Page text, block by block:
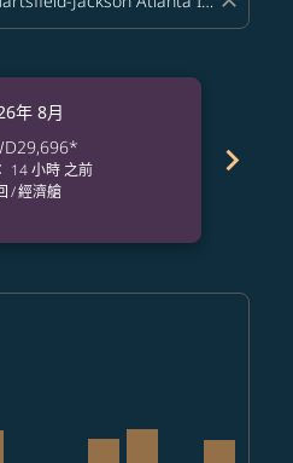
年 8月
*
14 小時 之前
/經濟艙
chevron_right
disclaimer. 查找票價
07 – 2026/09/05: 從
view-offers-disclaimer. 查找
2026/08/09 – 2026/08/31: 從
2026/08/10 – 2026/09/05:
TPE–ATL: cmp-view-offers-
TPE–ATL: cmp-view-
TPE–ATL, 2026/08/13
TPE–ATL, 2026/
TPE–ATL: